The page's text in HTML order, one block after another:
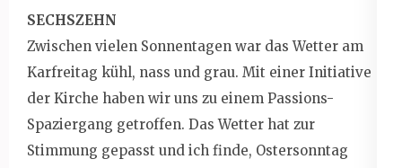
SECHSZEHN
Zwischen vielen Sonnentagen war das Wetter am
Karfreitag kühl, nass und grau. Mit einer Initiative
der Kirche haben wir uns zu einem Passions-
Spaziergang getroffen. Das Wetter hat zur
Stimmung gepasst und ich finde, Ostersonntag